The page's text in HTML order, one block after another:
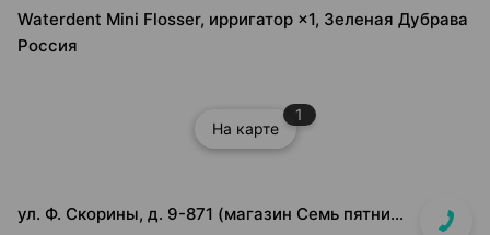
Waterdent Mini Flosser, ирригатор ×1, Зеленая Дубрава
Россия
На карте
1
ул. Ф. Скорины, д. 9-871 (магазин Семь пятниц XXL, вдоль кассовой линии, напротив входа в магазин)